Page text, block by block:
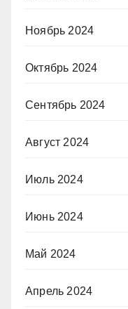
Ноябрь 2024
Октябрь 2024
Сентябрь 2024
Август 2024
Июль 2024
Июнь 2024
Май 2024
Апрель 2024